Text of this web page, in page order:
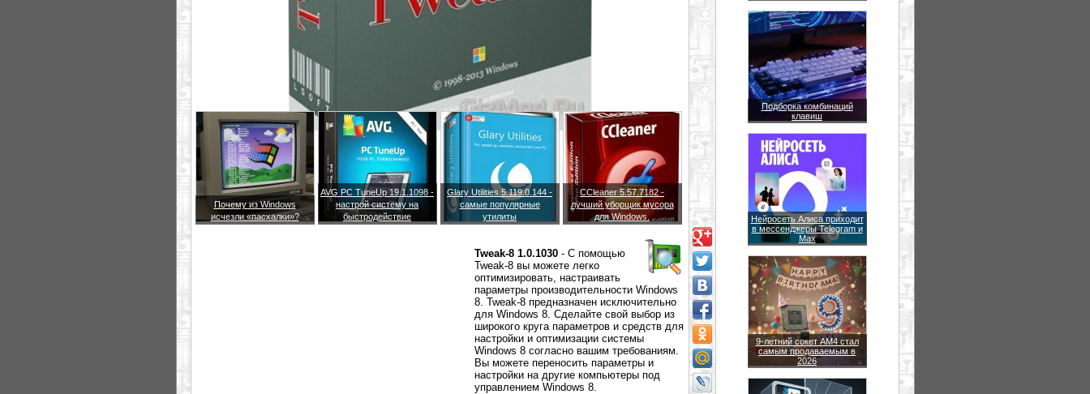
Почему из Windows
исчезли «пасхалки»?
AVG PC TuneUp 19.1.1098 -
настрой систему на
быстродействие
Glary Utilities 5.119.0.144 -
самые популярные
утилиты
CCleaner 5.57.7182 -
лучший уборщик мусора
для Windows.
Tweak-8 1.0.1030- С помощью
Tweak-8 вы можете легко
оптимизировать, настраивать
параметры производительности Windows
8. Tweak-8 предназначен исключительно
для Windows 8. Сделайте свой выбор из
широкого круга параметров и средств для
настройки и оптимизации системы
Windows 8 согласно вашим требованиям.
Вы можете переносить параметры и
настройки на другие компьютеры под
управлением Windows 8.
Подборка комбинаций
клавиш
Нейросеть Алиса приходит
в мессенджеры Telegram и
Max
9-летний сокет AM4 стал
самым продаваемым в
2026